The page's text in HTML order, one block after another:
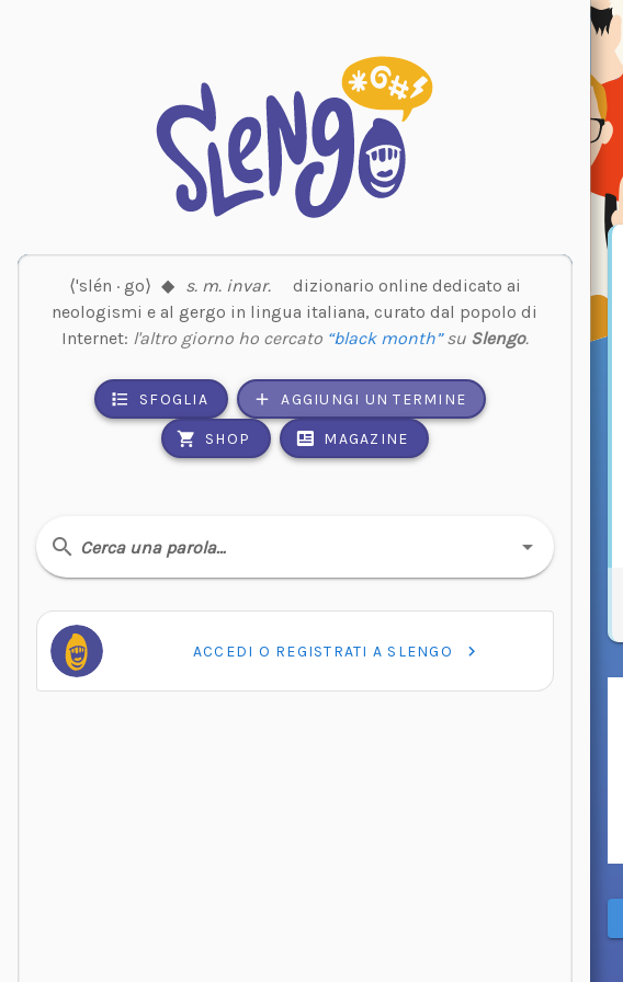
⟨'slén · go⟩ ◆ s. m. invar.
dizionario online dedicato ai
neologismi e al gergo in lingua italiana, curato dal popolo di
Internet: l'altro giorno ho cercato “black month”su Slengo.
SFOGLIA AGGIUNGI UN TERMINE
SHOP MAGAZINE
Cerca una parola…
ACCEDI O REGISTRATI A SLENGO